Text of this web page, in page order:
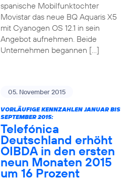
spanische Mobilfunktochter
Movistar das neue BQ Aquaris X5
mit Cyanogen OS 12.1 in sein
Angebot aufnehmen. Beide
Unternehmen begannen […]
05. November 2015
VORLÄUFIGE KENNZAHLEN JANUAR BIS
SEPTEMBER 2015:
Telefónica
Deutschland erhöht
OIBDA in den ersten
neun Monaten 2015
um 16 Prozent